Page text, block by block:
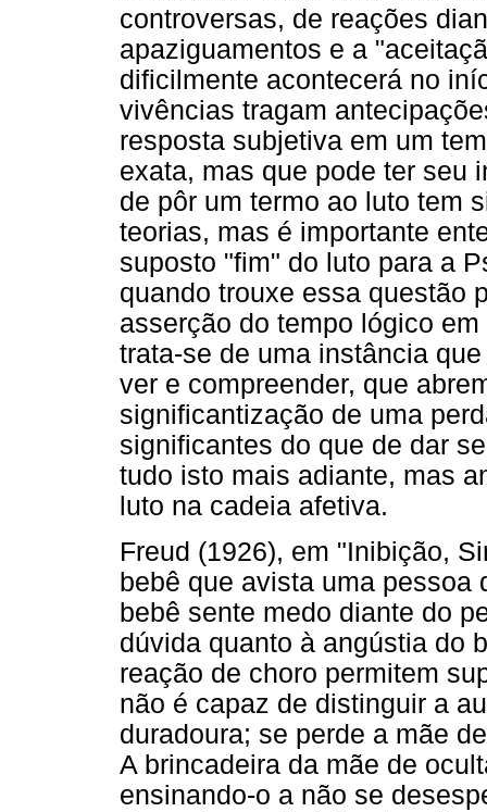
controversas, de reações
apaziguamentos e a
dificilmente acontecerá no
vivências tragam
resposta subjetiva em um
exata, mas que pode ter seu
de pôr um termo ao luto tem
teorias, mas é importante
suposto "fim" do luto para a
quando trouxe essa questão
asserção do tempo lógico
trata-se de uma instância
ver e compreender, que
significantização de uma
significantes do que de dar
tudo isto mais adiante, mas
luto na cadeia afetiva.
Freud (1926), em "Inibição,
bebê que avista uma pessoa
bebê sente medo diante do
dúvida quanto à angústia do
reação de choro permitem
não é capaz de distinguir a
duradoura; se perde a mãe
A brincadeira da mãe de
ensinando-o a não se